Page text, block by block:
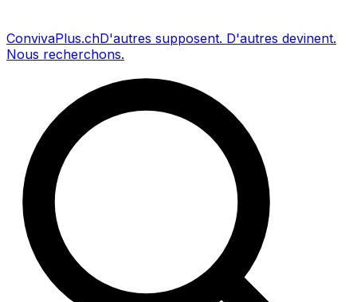
ConvivaPlus.chD'autres supposent. D'autres devinent.
Nous recherchons.